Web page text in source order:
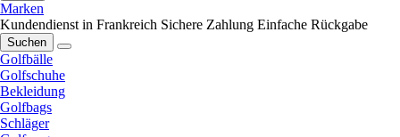
Marken
Kundendienst in Frankreich Sichere Zahlung Einfache Rückgabe
Suchen
Golfbälle
Golfschuhe
Bekleidung
Golfbags
Schläger